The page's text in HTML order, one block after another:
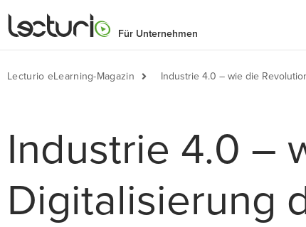
Für Unternehmen
Lecturio eLearning-Magazin Industrie 4.0 – wie die
Industrie 4.0 –
Digitalisierung